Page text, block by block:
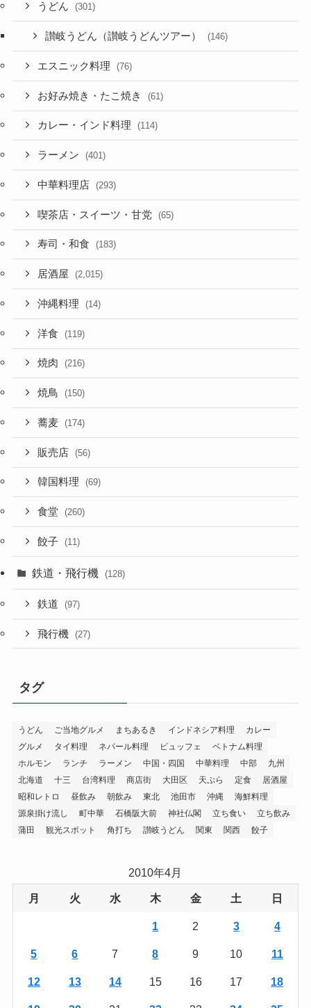
うどん (301)
讃岐うどん（讃岐うどんツアー） (146)
エスニック料理 (76)
お好み焼き・たこ焼き (61)
カレー・インド料理 (114)
ラーメン (401)
中華料理店 (293)
喫茶店・スイーツ・甘党 (65)
寿司・和食 (183)
居酒屋 (2,015)
沖縄料理 (14)
洋食 (119)
焼肉 (216)
焼鳥 (150)
蕎麦 (174)
販売店 (56)
韓国料理 (69)
食堂 (260)
餃子 (11)
鉄道・飛行機 (128)
鉄道 (97)
飛行機 (27)
タグ
うどん ご当地グルメ まちあるき インドネシア料理
カレー
グルメ
タイ料理 ネパール料理 ビュッフェ
ベトナム料理
ホルモン
ランチ ラーメン 中国・四国 中華料理 中部
九州
北海道
十三 台湾料理 商店街 大田区 天ぷら 定食
居酒屋
昭和レトロ
昼飲み 朝飲み 東北 池田市 沖縄
海鮮料理
源泉掛け流し
町中華 石橋阪大前 神社仏閣 立ち食い
立ち飲み
蒲田
観光スポット 角打ち 讃岐うどん 関東 関西 餃子
2010年4月
月 火 水 木 金 土 日
1 2 3 4
5 6 7 8 9 10 11
12 13 14 15 16 17 18